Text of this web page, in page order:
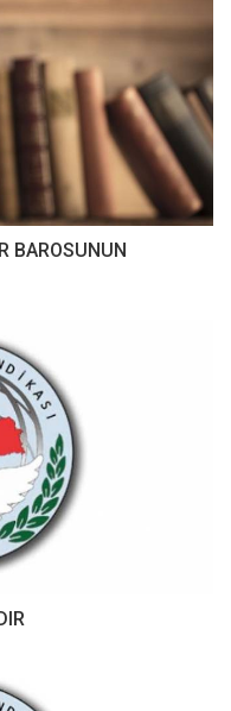
BAROSUNUN